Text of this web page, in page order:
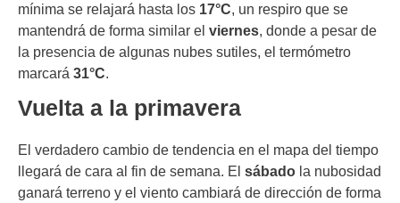
mínima se relajará hasta los 17°C, un respiro que se
mantendrá de forma similar el viernes, donde a pesar de
la presencia de algunas nubes sutiles, el termómetro
marcará 31°C.
Vuelta a la primavera
El verdadero cambio de tendencia en el mapa del tiempo
llegará de cara al fin de semana. El sábado la nubosidad
ganará terreno y el viento cambiará de dirección de forma